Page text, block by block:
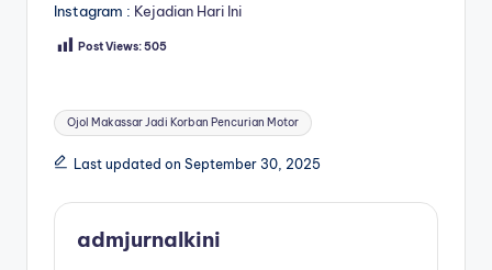
Instagram : Kejadian Hari Ini
Post Views:505
Tags:
Ojol Makassar Jadi Korban Pencurian Motor
Last updated on September 30, 2025
admjurnalkini